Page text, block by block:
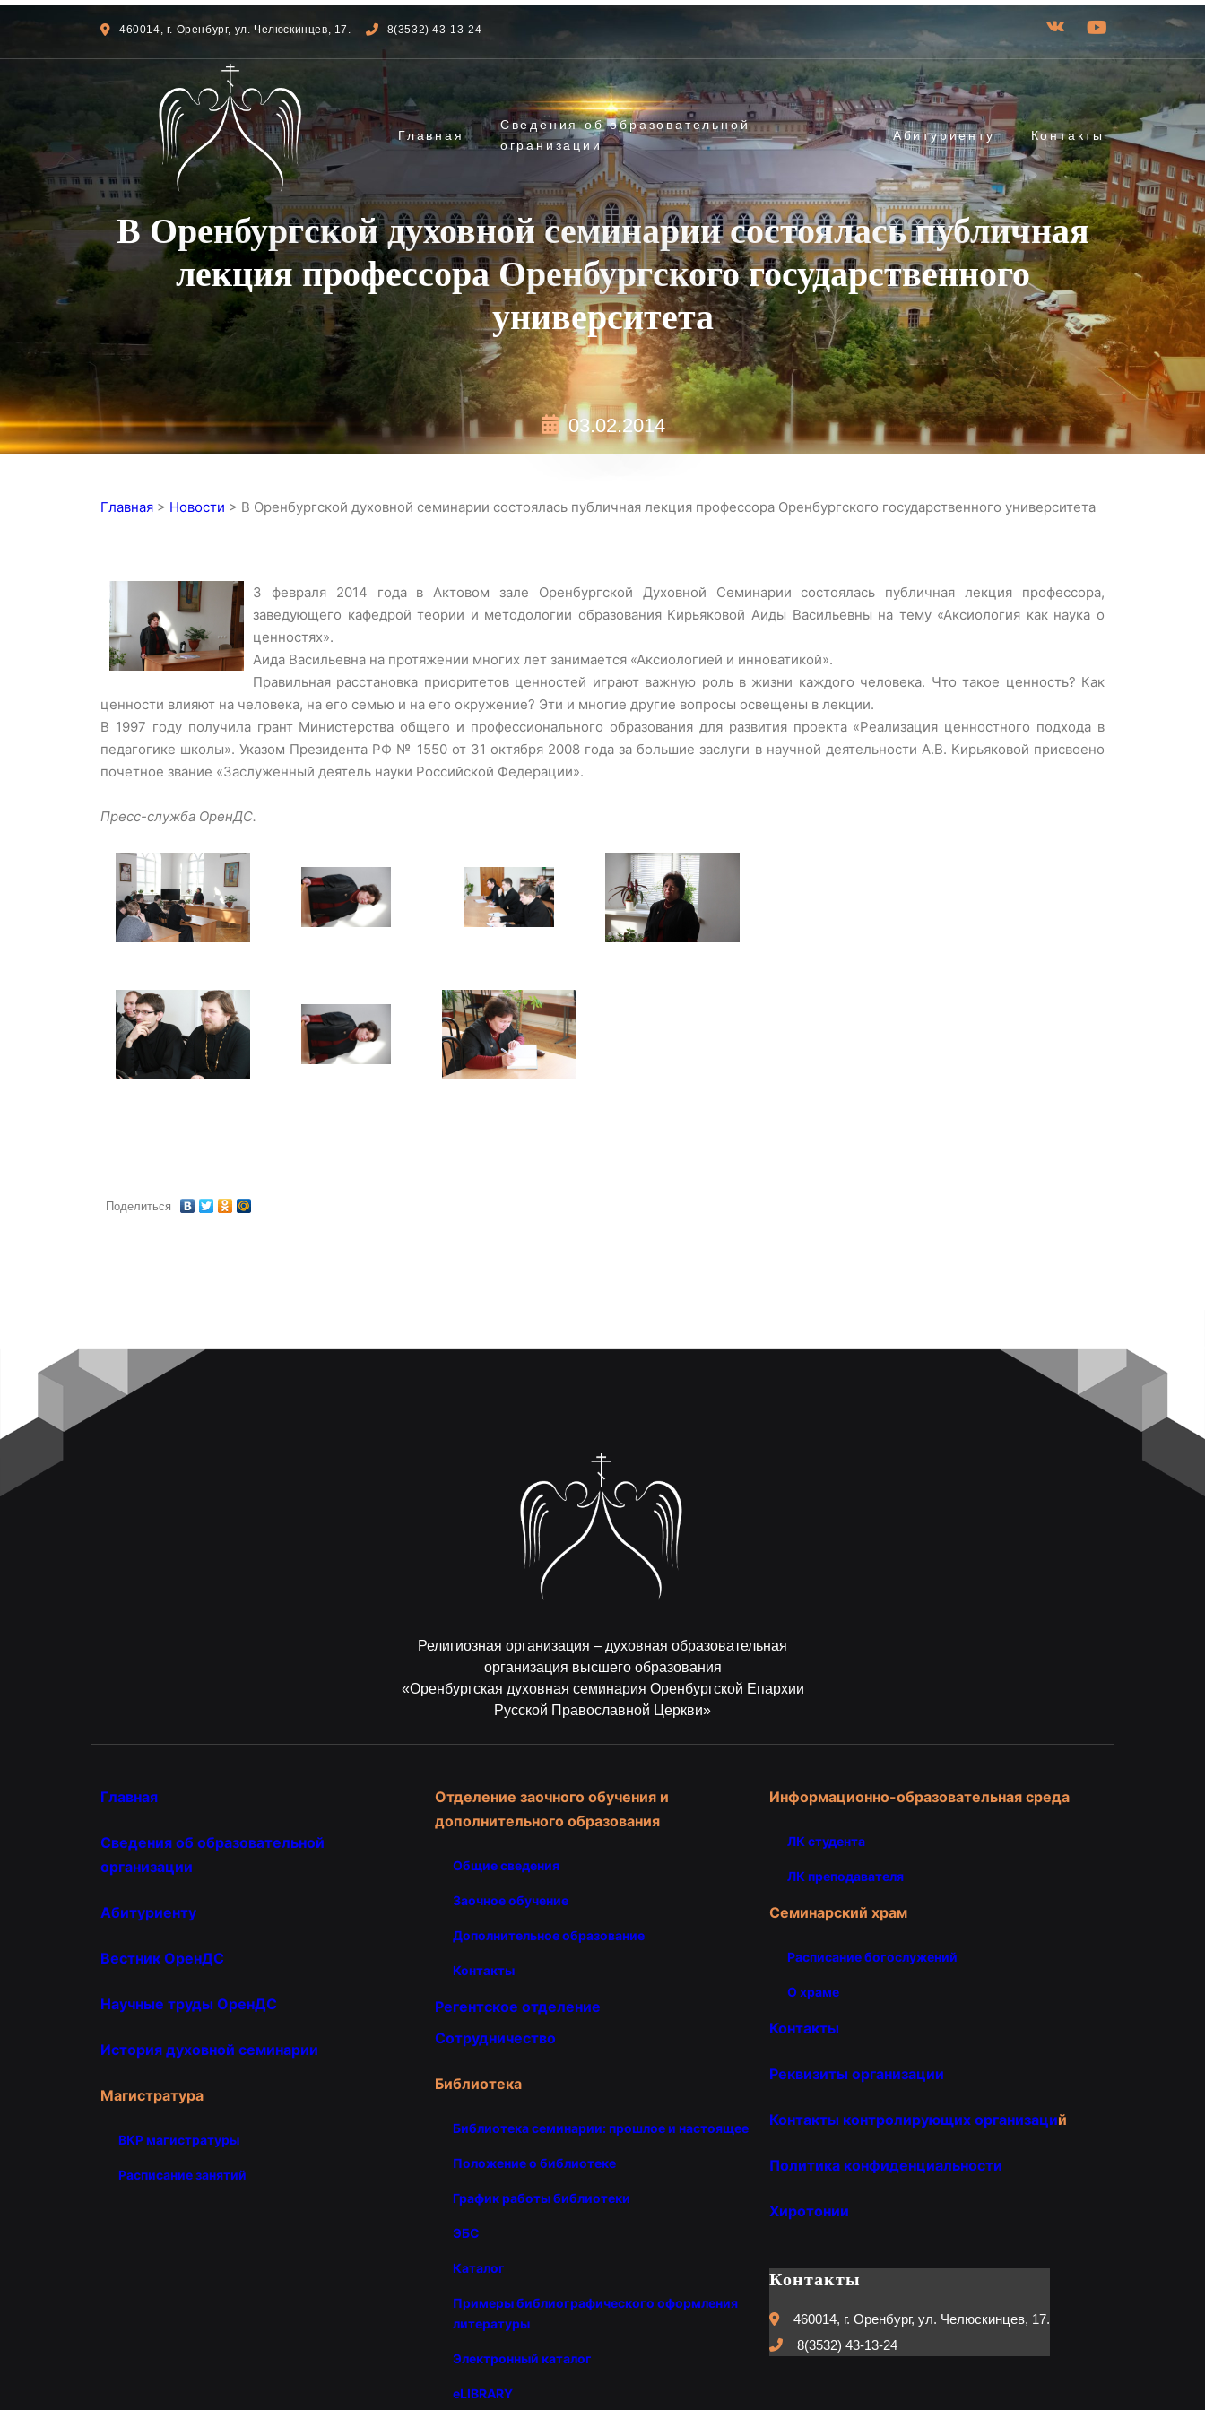
460014, г. Оренбург, ул. Челюскинцев, 17. 8(3532) 43-13-24
Главная
Сведения об образовательной
огранизации
Абитуриенту Контакты
В Оренбургской духовной семинарии состоялась публичная
лекция профессора Оренбургского государственного
университета
03.02.2014
Главная > Новости > В Оренбургской духовной семинарии состоялась публичная лекция профессора Оренбургского государственного университета
3 февраля 2014 года в Актовом зале Оренбургской Духовной Семинарии состоялась публичная лекция профессора,
заведующего кафедрой теории и методологии образования Кирьяковой Аиды Васильевны на тему «Аксиология как наука о
ценностях».
Аида Васильевна на протяжении многих лет занимается «Аксиологией и инноватикой».
Правильная расстановка приоритетов ценностей играют важную роль в жизни каждого человека. Что такое ценность? Как
ценности влияют на человека, на его семью и на его окружение? Эти и многие другие вопросы освещены в лекции.
В 1997 году получила грант Министерства общего и профессионального образования для развития проекта «Реализация ценностного подхода в
педагогике школы». Указом Президента РФ № 1550 от 31 октября 2008 года за большие заслуги в научной деятельности А.В. Кирьяковой присвоено
почетное звание «Заслуженный деятель науки Российской Федерации».
Пресс-служба ОренДС.
Поделиться
Религиозная организация – духовная образовательная
организация высшего образования
«Оренбургская духовная семинария Оренбургской Епархии
Русской Православной Церкви»
Главная
Сведения об образовательной
организации
Абитуриенту
Вестник ОренДС
Научные труды ОренДС
История духовной семинарии
Магистратура
ВКР магистратуры
Расписание занятий
Отделение заочного обучения и
дополнительного образования
Общие сведения
Заочное обучение
Дополнительное образование
Контакты
Регентское отделение
Сотрудничество
Библиотека
Библиотека семинарии: прошлое и настоящее
Положение о библиотеке
График работы библиотеки
ЭБС
Каталог
Примеры библиографического оформления
литературы
Электронный каталог
eLIBRARY
Информационно-образовательная среда
ЛК студента
ЛК преподавателя
Семинарский храм
Расписание богослужений
О храме
Контакты
Реквизиты организации
Контакты контролирующих организаций
Политика конфиденциальности
Хиротонии
Контакты
460014, г. Оренбург, ул. Челюскинцев, 17.
8(3532) 43-13-24